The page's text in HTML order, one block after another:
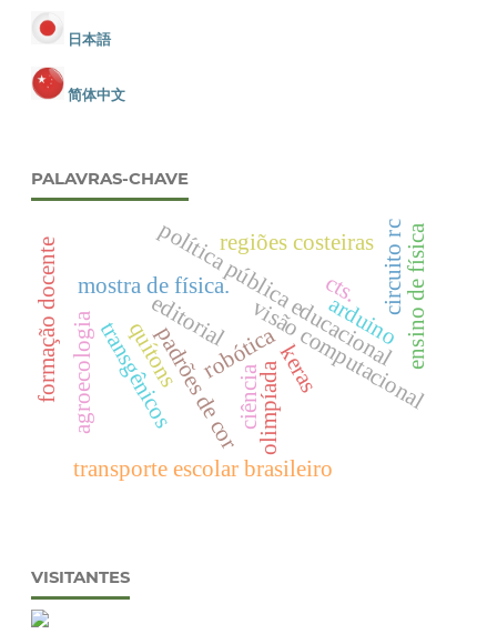
日本語
简体中文
PALAVRAS-CHAVE
editorial
olimpíada
política pública educacional
transporte escolar brasileiro
padrões de cor
quítons
regiões costeiras
robóticavisão computacional
keras
mostra de física.
formação docente transgênicos
cts.
agroecologia
ensino de física
ciência
arduino
circuito rc
VISITANTES